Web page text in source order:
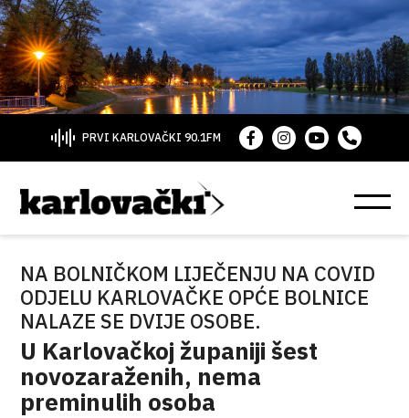
PRVI KARLOVAČKI 90.1FM
NA BOLNIČKOM LIJEČENJU NA COVID
ODJELU KARLOVAČKE OPĆE BOLNICE
NALAZE SE DVIJE OSOBE.
U Karlovačkoj županiji šest
novozaraženih, nema
preminulih osoba